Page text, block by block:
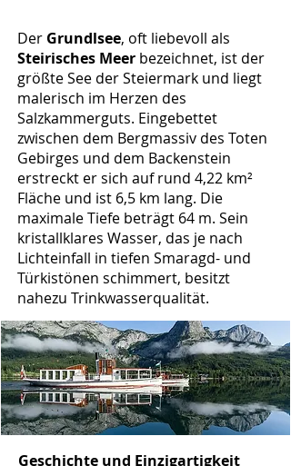
Der Grundlsee, oft liebevoll als
Steirisches Meer bezeichnet, ist der
größte See der Steiermark und liegt
malerisch im Herzen des
Salzkammerguts. Eingebettet
zwischen dem Bergmassiv des Toten
Gebirges und dem Backenstein
erstreckt er sich auf rund 4,22 km²
Fläche und ist 6,5 km lang. Die
maximale Tiefe beträgt 64 m. Sein
kristallklares Wasser, das je nach
Lichteinfall in tiefen Smaragd- und
Türkistönen schimmert, besitzt
nahezu Trinkwasserqualität.
Geschichte und Einzigartigkeit